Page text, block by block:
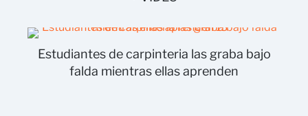
Estudiantes de carpinteria las graba bajo
falda mientras ellas aprenden